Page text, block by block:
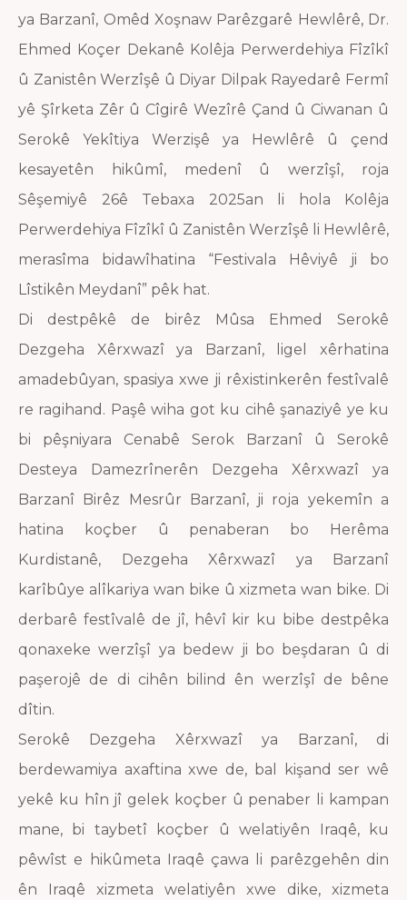
ya Barzanî, Omêd Xoşnaw Parêzgarê Hewlêrê, Dr.
Ehmed Koçer Dekanê Kolêja Perwerdehiya Fîzîkî
û Zanistên Werzîşê û Diyar Dilpak Rayedarê Fermî
yê Şîrketa Zêr û Cîgirê Wezîrê Çand û Ciwanan û
Serokê Yekîtiya Werzişê ya Hewlêrê û çend
kesayetên hikûmî, medenî û werzîşî, roja
Sêşemiyê 26ê Tebaxa 2025an li hola Kolêja
Perwerdehiya Fîzîkî û Zanistên Werzîşê li Hewlêrê,
merasîma bidawîhatina “Festivala Hêviyê ji bo
Lîstikên Meydanî” pêk hat.
Di destpêkê de birêz Mûsa Ehmed Serokê
Dezgeha Xêrxwazî ya Barzanî, ligel xêrhatina
amadebûyan, spasiya xwe ji rêxistinkerên festîvalê
re ragihand. Paşê wiha got ku cihê şanaziyê ye ku
bi pêşniyara Cenabê Serok Barzanî û Serokê
Desteya Damezrînerên Dezgeha Xêrxwazî ya
Barzanî Birêz Mesrûr Barzanî, ji roja yekemîn a
hatina koçber û penaberan bo Herêma
Kurdistanê, Dezgeha Xêrxwazî ya Barzanî
karîbûye alîkariya wan bike û xizmeta wan bike. Di
derbarê festîvalê de jî, hêvî kir ku bibe destpêka
qonaxeke werzîşî ya bedew ji bo beşdaran û di
paşerojê de di cihên bilind ên werzîşî de bêne
dîtin.
Serokê Dezgeha Xêrxwazî ya Barzanî, di
berdewamiya axaftina xwe de, bal kişand ser wê
yekê ku hîn jî gelek koçber û penaber li kampan
mane, bi taybetî koçber û welatiyên Iraqê, ku
pêwîst e hikûmeta Iraqê çawa li parêzgehên din
ên Iraqê xizmeta welatiyên xwe dike, xizmeta